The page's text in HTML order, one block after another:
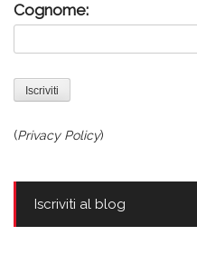
Cognome:
(Privacy Policy)
Iscriviti al blog